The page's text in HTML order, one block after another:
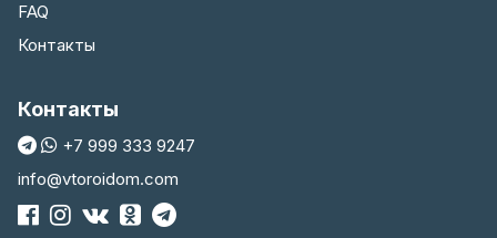
FAQ
Контакты
Контакты
+7 999 333 9247
info@vtoroidom.com